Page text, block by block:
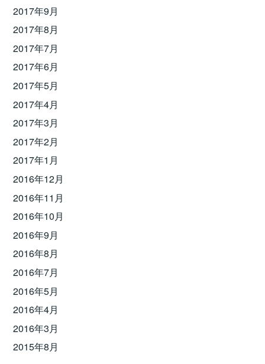
2017年9月
2017年8月
2017年7月
2017年6月
2017年5月
2017年4月
2017年3月
2017年2月
2017年1月
2016年12月
2016年11月
2016年10月
2016年9月
2016年8月
2016年7月
2016年5月
2016年4月
2016年3月
2015年8月